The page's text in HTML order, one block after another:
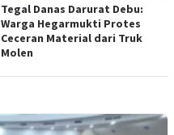
Tegal Danas Darurat Debu:
Warga Hegarmukti Protes
Ceceran Material dari Truk
Molen